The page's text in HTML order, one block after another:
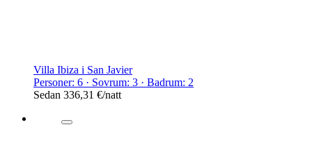
Villa Ibiza i San Javier
Personer: 6 · Sovrum: 3 · Badrum: 2
Sedan 336,31 €/natt